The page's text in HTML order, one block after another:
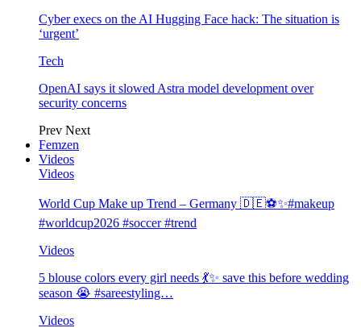
Cyber execs on the AI Hugging Face hack: The situation is
‘urgent’
Tech
OpenAI says it slowed Astra model development over
security concerns
Prev Next
Femzen
Videos
Videos
World Cup Make up Trend – Germany 🇩🇪⚽️✨#makeup
#worldcup2026 #soccer #trend
Videos
5 blouse colors every girl needs 💃✨ save this before wedding
season 😭 #sareestyling…
Videos